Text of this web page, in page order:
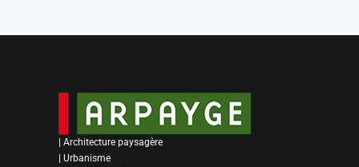
| Architecture paysagère
| Urbanisme